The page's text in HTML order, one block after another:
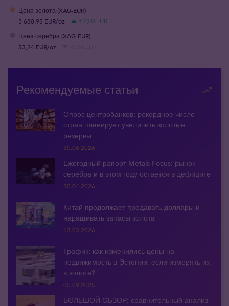
Цена золота (XAU-EUR)
3 680,95 EUR/oz
+ 2,00 EUR
Цена серебра (XAG-EUR)
53,24 EUR/oz
Рекомендуемые статьи
Опрос центробанков: рекордное число
стран планирует увеличить золотые
резервы
30.06.2026
Ежегодный рапорт Metals Focus: рынок
серебра и в этом году остается в дефиците
30.04.2026
Китай продолжает продавать доллары и
наращивать запасы золота
13.03.2026
График: как изменились цены на
недвижимость в Эстонии, если измерять их
в золоте?
05.09.2025
БОЛЬШОЙ ОБЗОР: сравнительный анализ